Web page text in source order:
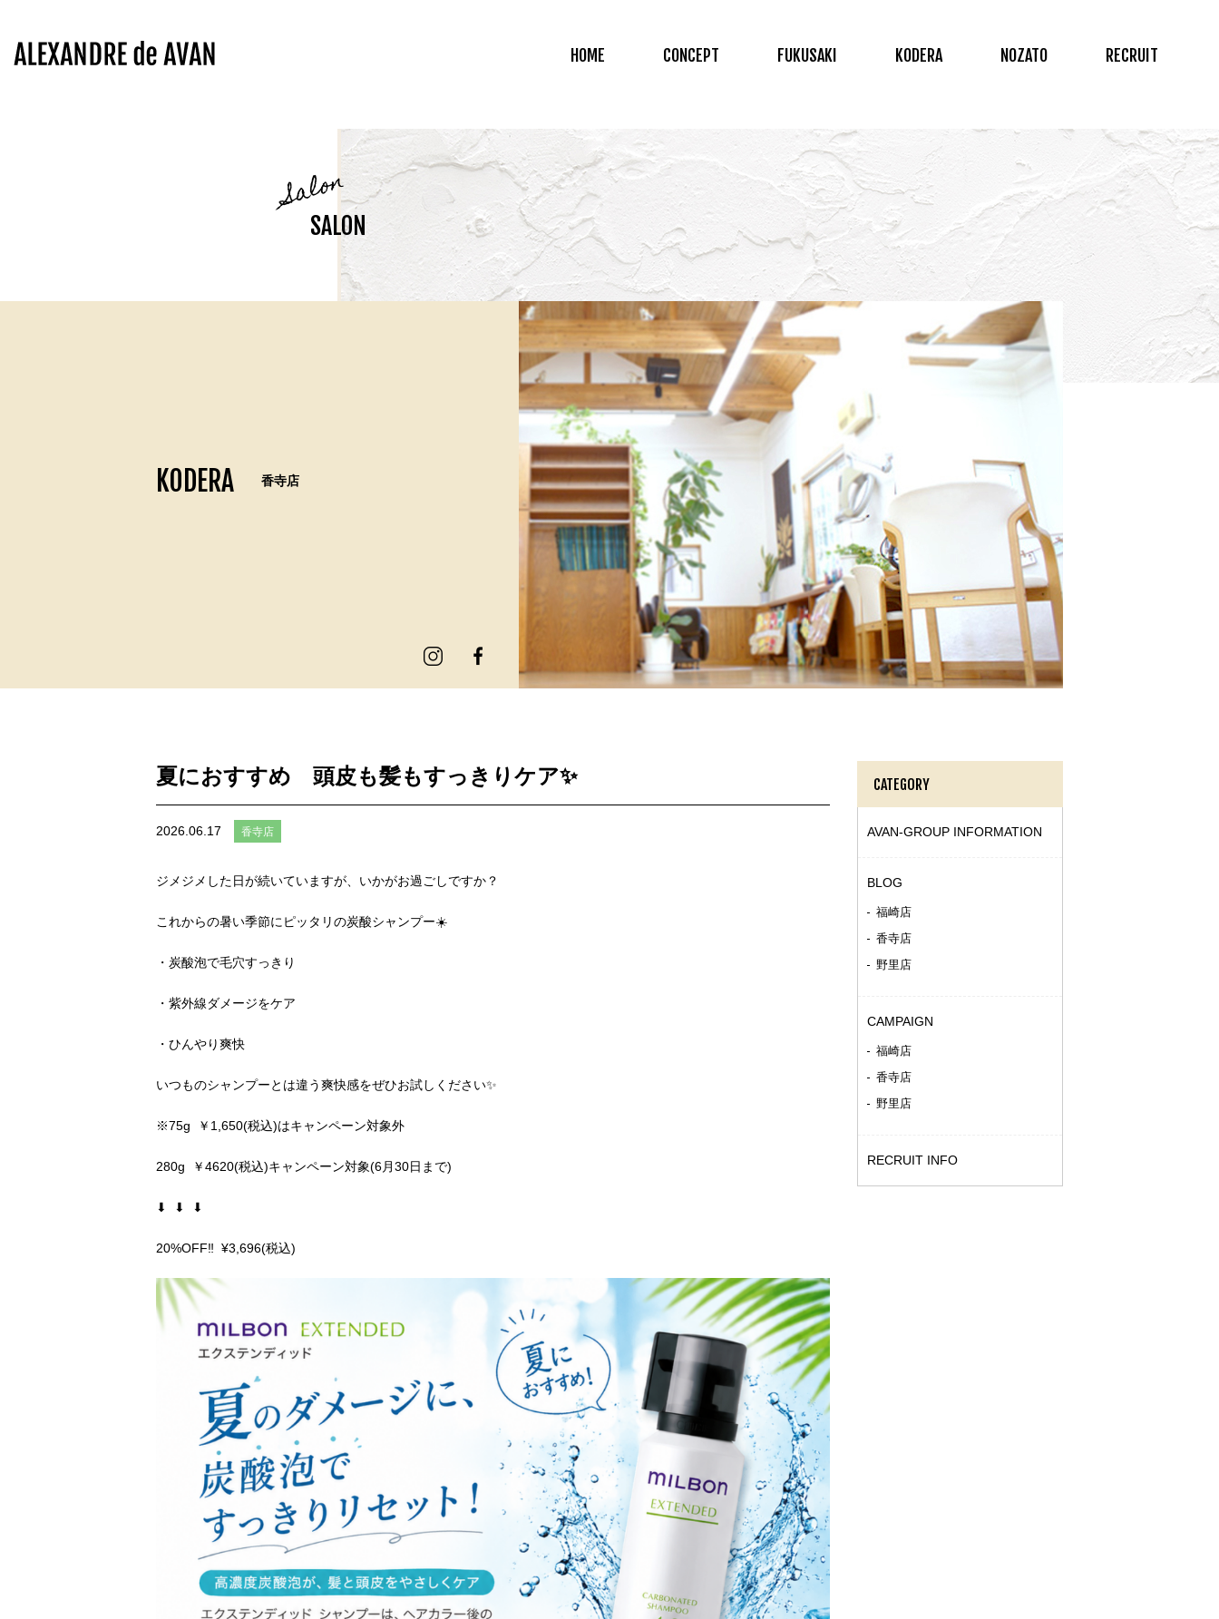
HOME CONCEPT FUKUSAKI KODERA NOZATO RECRUIT
Salon
SALON
KODERA 香寺店
夏におすすめ 頭皮も髪もすっきりケア✨
2026.06.17 香寺店
ジメジメした日が続いていますが、いかがお過ごしですか？
これからの暑い季節にピッタリの炭酸シャンプー☀️
・炭酸泡で毛穴すっきり
・紫外線ダメージをケア
・ひんやり爽快
いつものシャンプーとは違う爽快感をぜひお試しください✨
※75g ￥1,650(税込)はキャンペーン対象外
280g ￥4620(税込)キャンペーン対象(6月30日まで)
⬇︎ ⬇︎ ⬇︎
20%OFF‼️ ¥3,696(税込)
CATEGORY
AVAN-GROUP INFORMATION
BLOG
福崎店
香寺店
野里店
CAMPAIGN
福崎店
香寺店
野里店
RECRUIT INFO